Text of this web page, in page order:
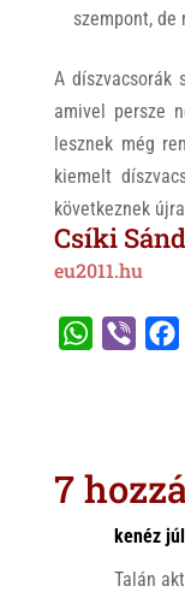
szempont, de
A díszvacsorák
amivel persze
lesznek még
kiemelt
következnek
Csíki
eu2011.hu
A
7
kenéz
Talán